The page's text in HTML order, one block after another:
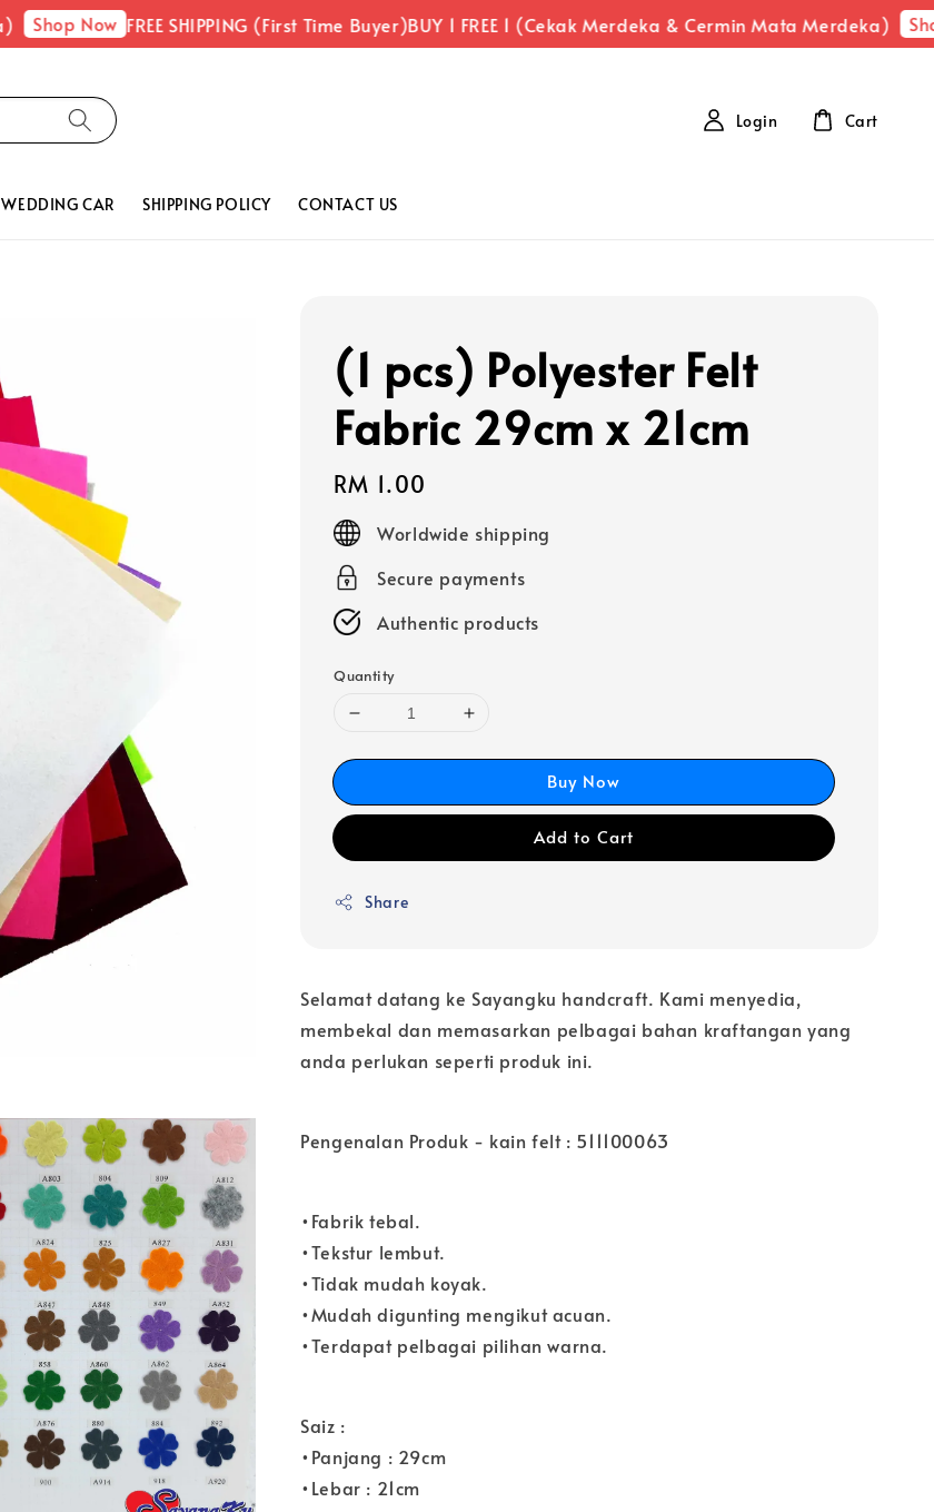
Shop Now FREE SHIPPING (First Time Buyer)BUY 1 FREE 1 (Cekak Merdeka & Cermin Mata Merdeka)
WEDDING CAR SHIPPING POLICY CONTACT US
Login Cart
(1 pcs) Polyester Felt
Fabric 29cm x 21cm
Regular
price
RM 1.00
Worldwide shipping
Secure payments
Authentic products
Quantity
Buy Now
Add to Cart
Share
Selamat datang ke Sayangku handcraft. Kami menyedia,
membekal dan memasarkan pelbagai bahan kraftangan yang
anda perlukan seperti produk ini.
Pengenalan Produk - kain felt : 511100063
•Fabrik tebal.
•Tekstur lembut.
•Tidak mudah koyak.
•Mudah digunting mengikut acuan.
•Terdapat pelbagai pilihan warna.
Saiz :
•Panjang : 29cm
•Lebar : 21cm